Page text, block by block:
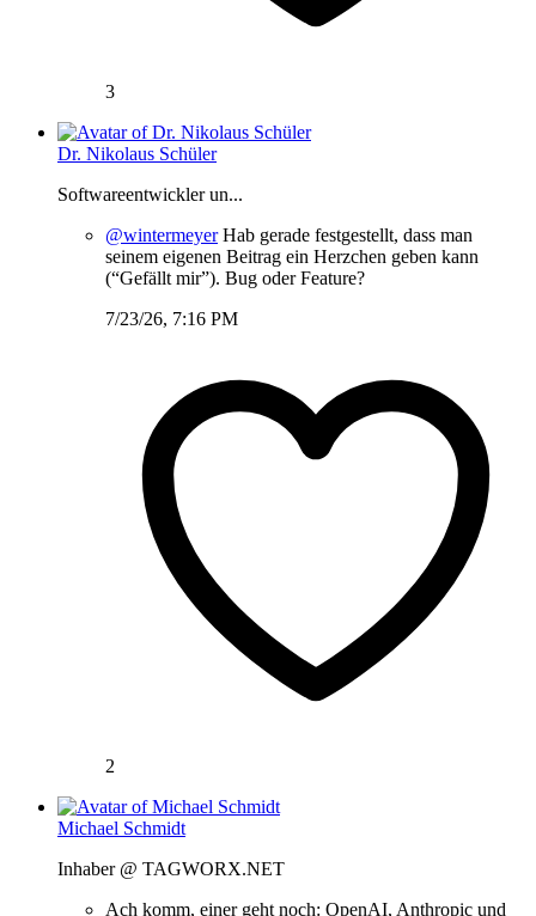
3
Dr. Nikolaus Schüler
Softwareentwickler un...
@wintermeyerHab gerade festgestellt, dass man
seinem eigenen Beitrag ein Herzchen geben kann
(“Gefällt mir”). Bug oder Feature?
7/23/26, 7:16 PM
2
Michael Schmidt
Inhaber @ TAGWORX.NET
Ach komm, einer geht noch: OpenAI, Anthropic und